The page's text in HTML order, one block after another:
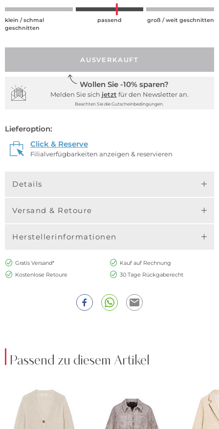
klein / schmal
geschnitten
passend groß / weit geschnitten
AUSVERKAUFT
Wollen Sie -10% sparen?
Melden Sie sich jetzt für den Newsletter an.
Beachten Sie die Gutscheinbedingungen.
Lieferoption:
Click & Reserve
Filialverfügbarkeiten anzeigen & reservieren
Details
Versand & Retoure
Herstellerinformationen
Gratis Versand*
Kauf auf Rechnung
Kostenlose Retoure
30 Tage Rückgaberecht
Passend zu diesem Artikel